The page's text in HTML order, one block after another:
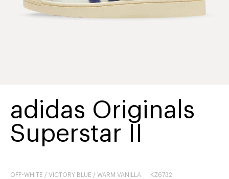
adidas Originals
Superstar II
OFF-WHITE / VICTORY BLUE / WARM VANILLA KZ6732